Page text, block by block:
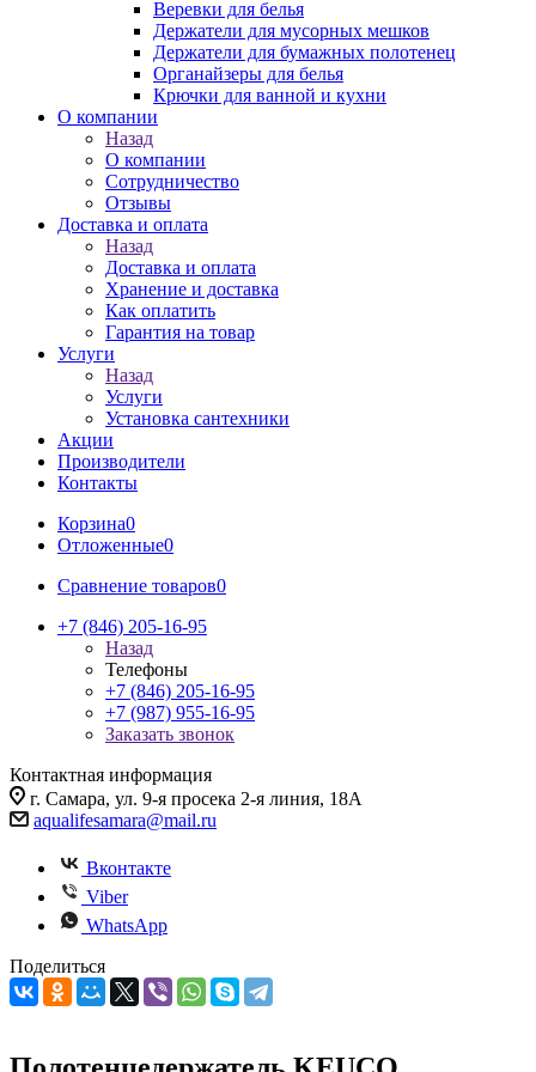
Веревки для белья
Держатели для мусорных мешков
Держатели для бумажных полотенец
Органайзеры для белья
Крючки для ванной и кухни
О компании
Назад
О компании
Сотрудничество
Отзывы
Доставка и оплата
Назад
Доставка и оплата
Хранение и доставка
Как оплатить
Гарантия на товар
Услуги
Назад
Услуги
Установка сантехники
Акции
Производители
Контакты
Корзина0
Отложенные0
Сравнение товаров0
+7 (846) 205-16-95
Назад
Телефоны
+7 (846) 205-16-95
+7 (987) 955-16-95
Заказать звонок
Контактная информация
г. Самара, ул. 9-я просека 2-я линия, 18А
aqualifesamara@mail.ru
Вконтакте
Viber
WhatsApp
Поделиться